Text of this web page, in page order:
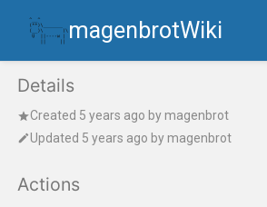
magenbrotWiki
Details
Created 5 years ago by magenbrot
Updated 5 years ago by magenbrot
Actions